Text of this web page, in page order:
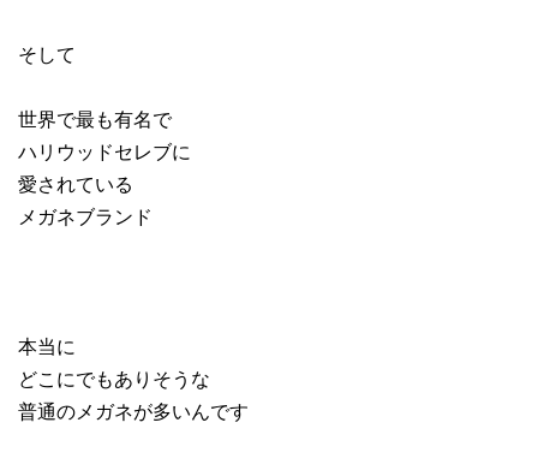
そして
世界で最も有名で
ハリウッドセレブに
愛されている
メガネブランド
本当に
どこにでもありそうな
普通のメガネが多いんです